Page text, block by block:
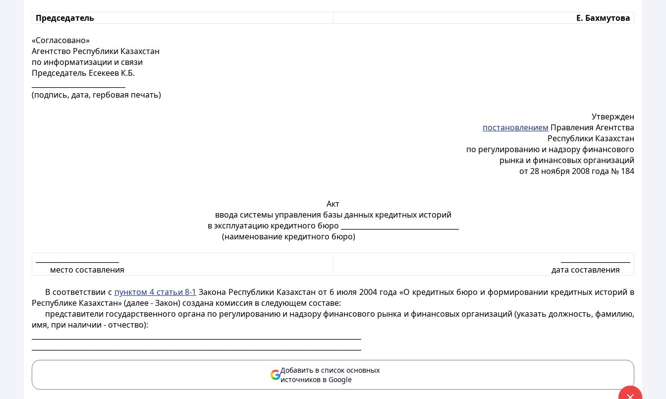
Председатель Е. Бахмутова
«Согласовано»
Агентство Республики Казахстан
по информатизации и связи
Председатель Есекеев К.Б.
(подпись, дата, гербовая печать)
Утвержден
постановлением Правления Агентства
Республики Казахстан
по регулированию и надзору финансового
рынка и финансовых организаций
от 28 ноября 2008 года № 184
Акт
ввода системы управления базы данных кредитных историй
в эксплуатацию кредитного бюро __________________________________
(наименование кредитного бюро)
место составления
дата составления
В соответствии с пунктом 4 статьи 8-1 Закона Республики Казахстан от 6 июля 2004 года «О кредитных бюро и формировании кредитных историй в
Республике Казахстан» (далее - Закон) создана комиссия в следующем составе:
представители государственного органа по регулированию и надзору финансового рынка и финансовых организаций (указать должность, фамилию,
имя, при наличии - отчество):
Добавить в список основных
источников в Google